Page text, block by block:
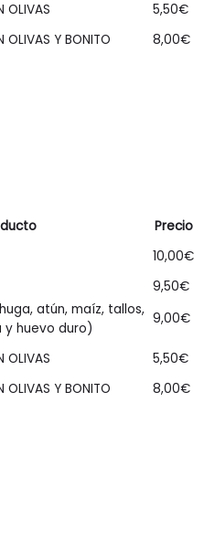
OLIVAS 5,50€
OLIVAS Y BONITO
8,00€
Precio
10,00€
9,50€
atún, maíz, tallos,
y huevo duro)
9,00€
OLIVAS 5,50€
OLIVAS Y BONITO
8,00€